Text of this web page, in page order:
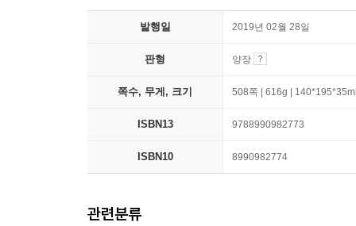
발행일 2019년 02월 28일
판형 양장
쪽수, 무게, 크기 508쪽 | 616g |
ISBN13 9788990982773
ISBN10 8990982774
관련분류